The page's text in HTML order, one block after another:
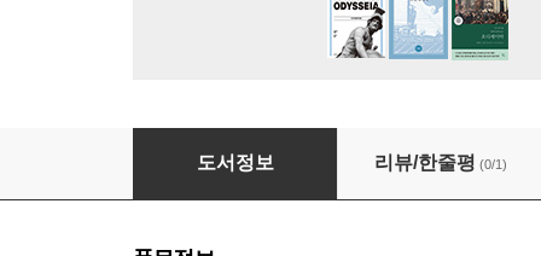
알고 보면 재미나는 전기자기학
도서정보 리뷰/한줄평 (0/1)